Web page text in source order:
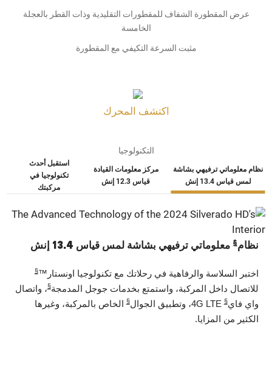
عرض المقطورة الشفاف للمقطورات التقليدية وذات القطر بالعجلة
الخامسة
مثبت السرعة التكيفي مع المقطورة
اكتشف المحرك
التكنولوجيا
نظام معلوماتي ترفيهي بشاشة
لمس قياس 13.4 إنش
مركز معلومات القيادة
قياس 12.3 إنش
استقبل أحدث
تكنولوجيا في
مركبتك
نظام معلوماتي ترفيهي بشاشة لمس قياس 13.4 إنش
اختبر السلاسة والرفاهية في رحلاتك مع تكنولوجيا اونستار™§
للاتصال داخل المركبة، واستمتع بخدمات جوجل المدمجة §، واتصال
واي فاي 4G LTE، وتطبيق الجوال § الخاص بالمركبة، وغيرها
الكثير من المزايا.